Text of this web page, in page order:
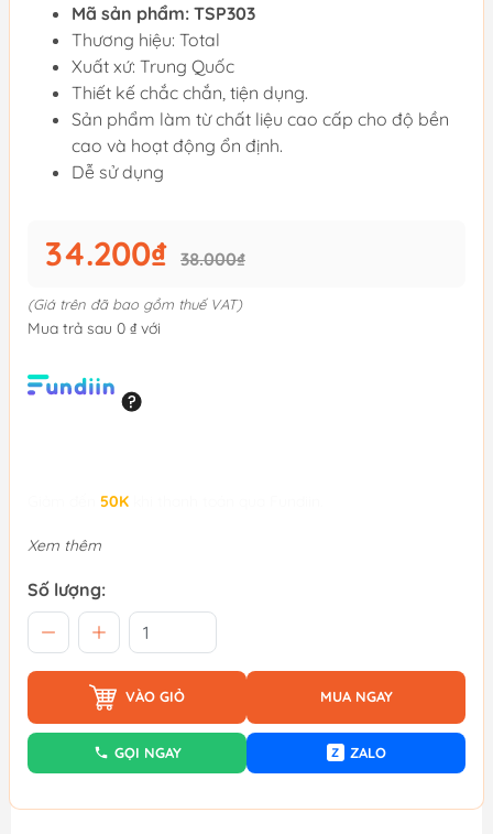
Mã sản phẩm: TSP303
Thương hiệu: Total
Xuất xứ: Trung Quốc
Thiết kế chắc chắn, tiện dụng.
Sản phẩm làm từ chất liệu cao cấp cho độ bền
cao và hoạt động ổn định.
Dễ sử dụng
34.200₫ 38.000₫
(Giá trên đã bao gồm thuế VAT)
Mua trả sau 0 ₫ với
50K
Xem thêm
Số lượng:
VÀO GIỎ MUA NGAY
GỌI NGAY Z ZALO